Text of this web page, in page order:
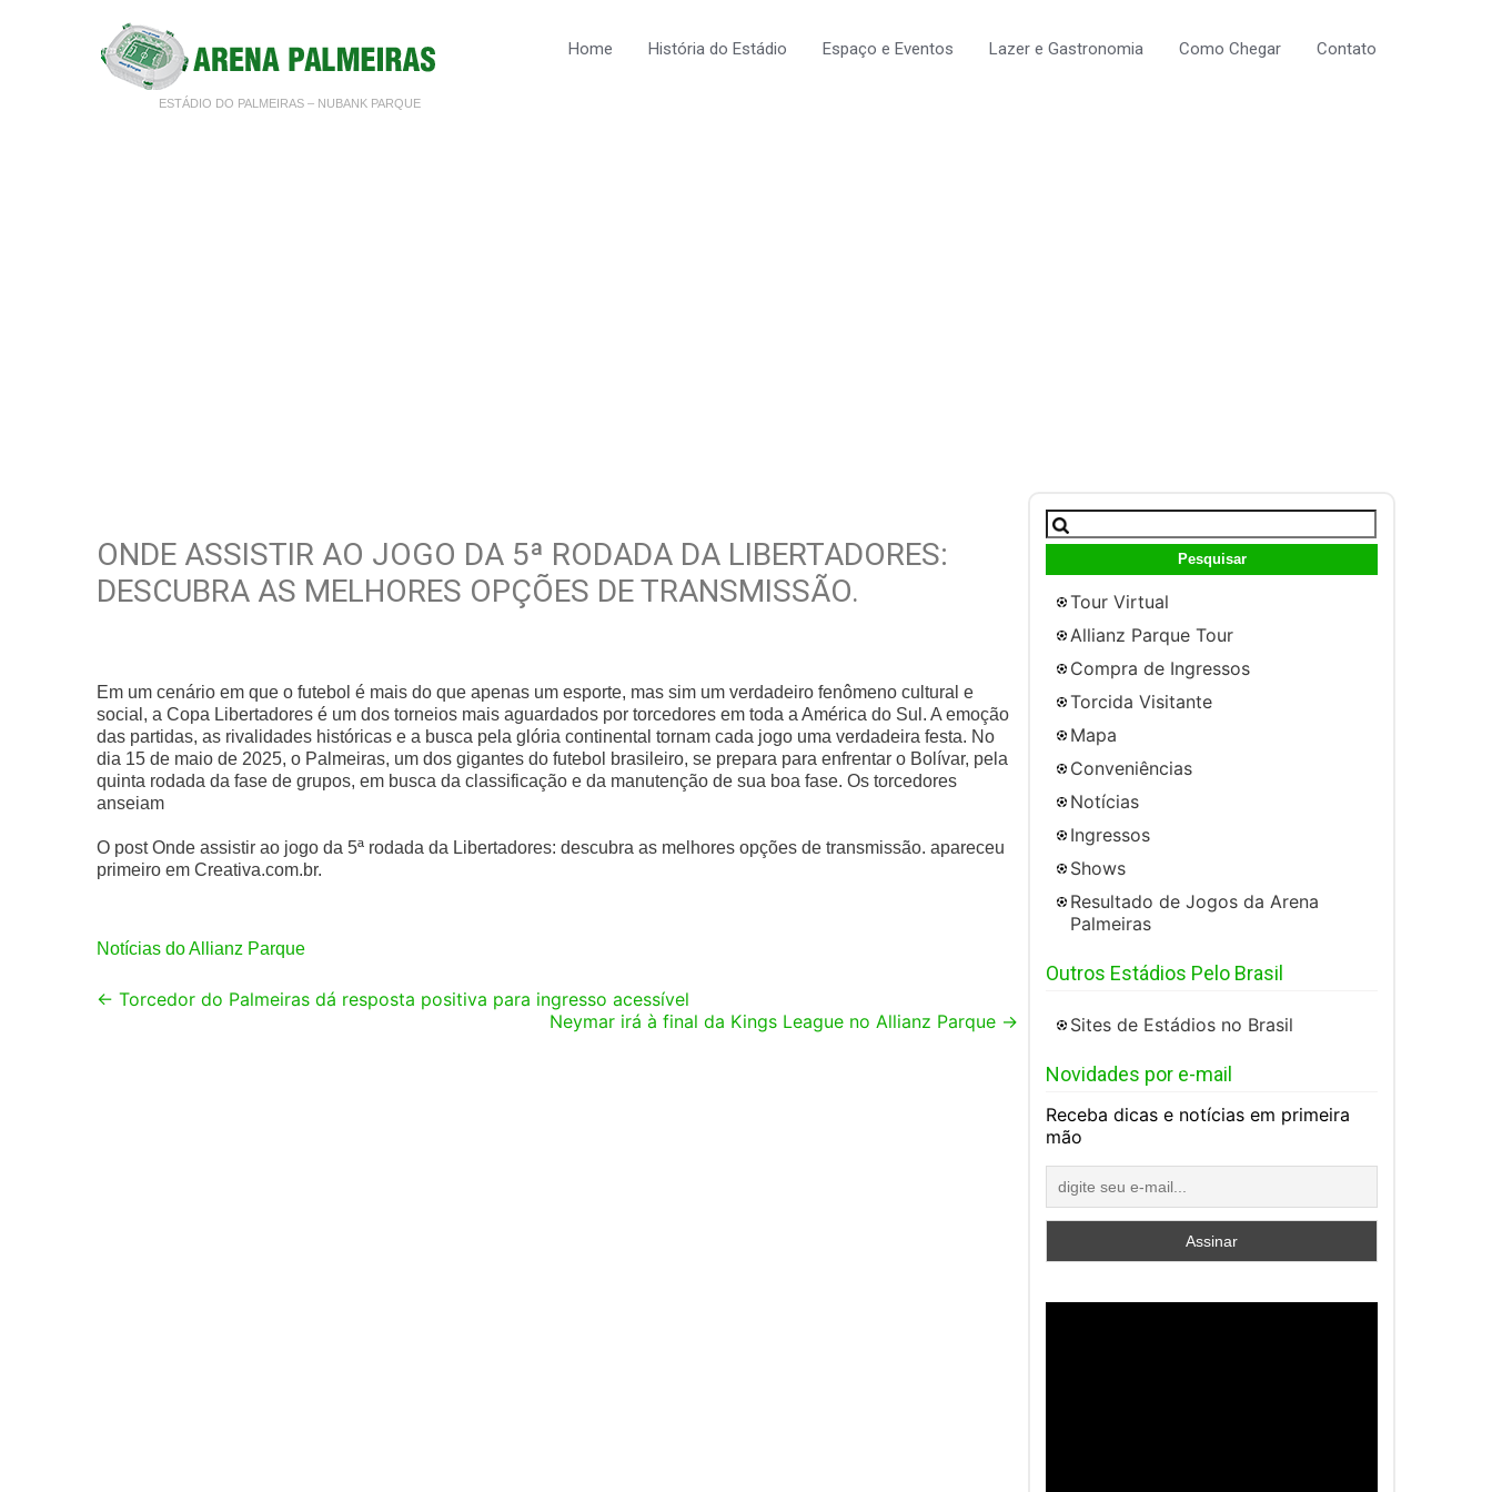
ESTÁDIO DO PALMEIRAS – NUBANK PARQUE
Home História do Estádio Espaço e Eventos Lazer e Gastronomia Como Chegar Contato
ONDE ASSISTIR AO JOGO DA 5ª RODADA DA LIBERTADORES:
DESCUBRA AS MELHORES OPÇÕES DE TRANSMISSÃO.
Em um cenário em que o futebol é mais do que apenas um esporte, mas sim um verdadeiro fenômeno cultural e
social, a Copa Libertadores é um dos torneios mais aguardados por torcedores em toda a América do Sul. A emoção
das partidas, as rivalidades históricas e a busca pela glória continental tornam cada jogo uma verdadeira festa. No
dia 15 de maio de 2025, o Palmeiras, um dos gigantes do futebol brasileiro, se prepara para enfrentar o Bolívar, pela
quinta rodada da fase de grupos, em busca da classificação e da manutenção de sua boa fase. Os torcedores
anseiam
O post Onde assistir ao jogo da 5ª rodada da Libertadores: descubra as melhores opções de transmissão. apareceu
primeiro em Creativa.com.br.
Notícias do Allianz Parque
Post
← Torcedor do Palmeiras dá resposta positiva para ingresso acessível
Neymar irá à final da Kings League no Allianz Parque →
Pesquisar
por:
Tour Virtual
Allianz Parque Tour
Compra de Ingressos
Torcida Visitante
Mapa
Conveniências
Notícias
Ingressos
Shows
Resultado de Jogos da Arena
Palmeiras
Outros Estádios Pelo Brasil
Sites de Estádios no Brasil
Novidades por e-mail
Receba dicas e notícias em primeira
mão